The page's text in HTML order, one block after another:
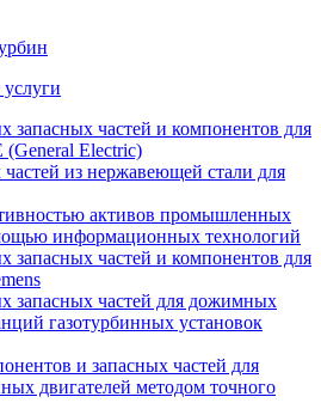
запасных частей и компонентов для
(General Electric)
из нержавеющей стали для
активов промышленных
информационных технологий
запасных частей и компонентов для
запасных частей для дожимных
газотурбинных установок
и запасных частей для
двигателей методом точного